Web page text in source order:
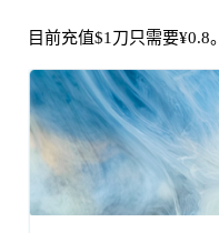
目前充值$1刀只需要¥0.8。